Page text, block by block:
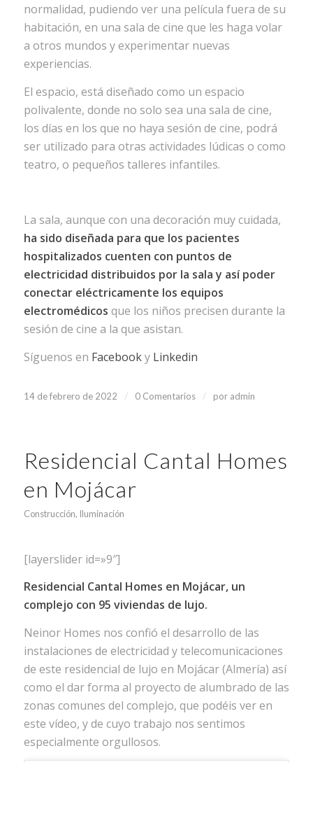
normalidad, pudiendo ver una película fuera de su
habitación, en una sala de cine que les haga volar
a otros mundos y experimentar nuevas
experiencias.
El espacio, está diseñado como un espacio
polivalente, donde no solo sea una sala de cine,
los días en los que no haya sesión de cine, podrá
ser utilizado para otras actividades lúdicas o como
teatro, o pequeños talleres infantiles.
La sala, aunque con una decoración muy cuidada,
ha sido diseñada para que los pacientes
hospitalizados cuenten con puntos de
electricidad distribuidos por la sala y así poder
conectar eléctricamente los equipos
electromédicos que los niños precisen durante la
sesión de cine a la que asistan.
Síguenos en Facebooky Linkedin
14 de febrero de 2022 / 0 Comentarios / por admin
Residencial Cantal Homes
en Mojácar
Construcción, Iluminación
[layerslider id=»9″]
Residencial Cantal Homes en Mojácar, un
complejo con 95 viviendas de lujo.
Neinor Homes nos confió el desarrollo de las
instalaciones de electricidad y telecomunicaciones
de este residencial de lujo en Mojácar (Almería) así
como el dar forma al proyecto de alumbrado de las
zonas comunes del complejo, que podéis ver en
este vídeo, y de cuyo trabajo nos sentimos
especialmente orgullosos.